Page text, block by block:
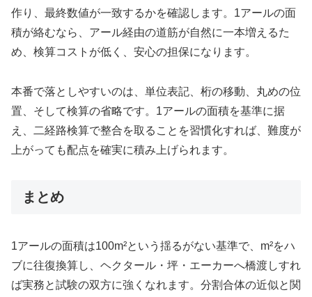
作り、最終数値が一致するかを確認します。1アールの面
積が絡むなら、アール経由の道筋が自然に一本増えるた
め、検算コストが低く、安心の担保になります。
本番で落としやすいのは、単位表記、桁の移動、丸めの位
置、そして検算の省略です。1アールの面積を基準に据
え、二経路検算で整合を取ることを習慣化すれば、難度が
上がっても配点を確実に積み上げられます。
まとめ
1アールの面積は100m²という揺るがない基準で、m²をハ
ブに往復換算し、ヘクタール・坪・エーカーへ橋渡しすれ
ば実務と試験の双方に強くなれます。分割合体の近似と関